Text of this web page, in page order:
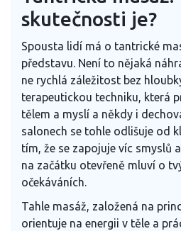
skutečnosti je?
Spousta lidí má o tantrické
představu. Není to nějaká
ne rychlá záležitost bez
terapeutickou techniku, která
tělem a myslí a někdy i
salonech se tohle odlišuje od
tím, že se zapojuje víc smyslů
na začátku otevřeně mluví o
očekáváních.
Tahle masáž, založená na
orientuje na energii v těle a